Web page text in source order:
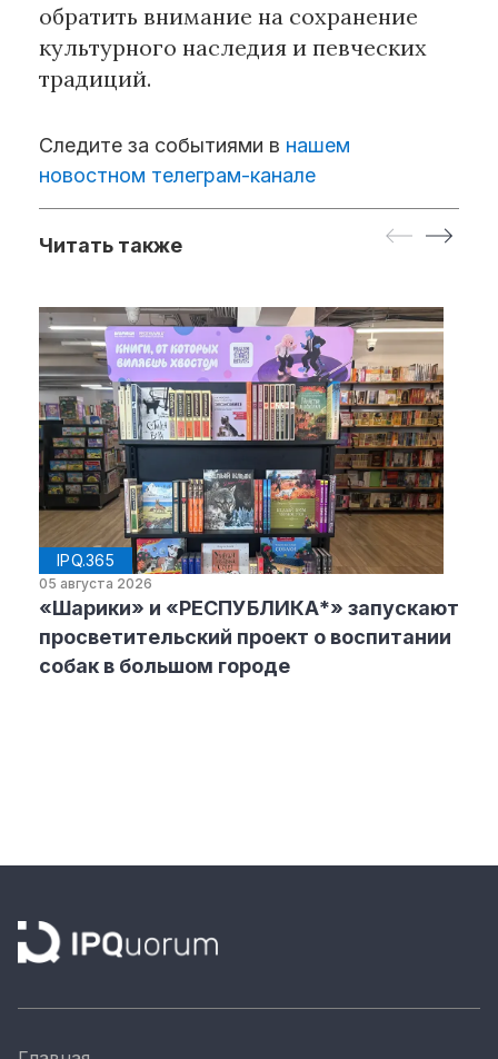
обратить внимание на сохранение
культурного наследия и певческих
традиций.
Следите за событиями в нашем
новостном телеграм-канале
Читать также
IPQ.365
05 августа 2026
«Шарики» и «РЕСПУБЛИКА*» запускают
просветительский проект о воспитании
собак в большом городе